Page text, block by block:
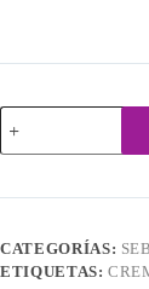
Sebiaclear
Hydra
cantidad
CATEGORÍAS:
ETIQUETAS: